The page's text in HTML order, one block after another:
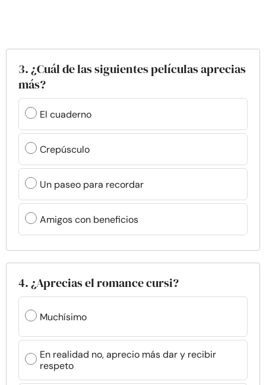
3. ¿Cuál de las siguientes películas aprecias
más?
El cuaderno
Crepúsculo
Un paseo para recordar
Amigos con beneficios
4. ¿Aprecias el romance cursi?
Muchísimo
En realidad no, aprecio más dar y recibir
respeto